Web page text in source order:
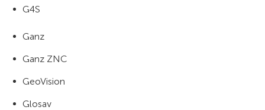
G4S
Ganz
Ganz ZNC
GeoVision
Glosav